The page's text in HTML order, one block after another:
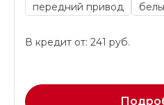
передний привод
В кредит от: 241 руб.